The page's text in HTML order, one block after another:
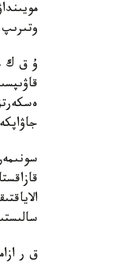
ۇ ق ك
ق ر